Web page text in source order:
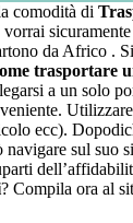
comodità di
da Africo .
trasportare
a un solo
ecc).
sul suo
? Compila ora al